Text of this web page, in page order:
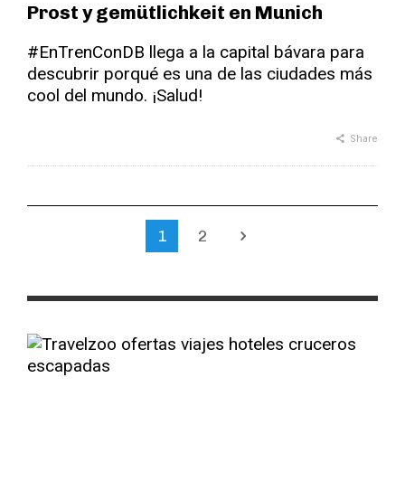
Prost y gemütlichkeit en Munich
#EnTrenConDB llega a la capital bávara para
descubrir porqué es una de las ciudades más
cool del mundo. ¡Salud!
Share
1 2